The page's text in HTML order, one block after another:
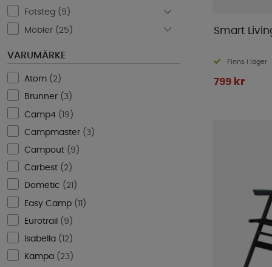
Fotsteg ( 9 )
Möbler ( 25 )
VARUMÄRKE
Atom ( 2)
Brunner ( 3)
Camp4 (19 )
Campmaster ( 3 )
Campout ( 9 )
Carbest ( 2)
Dometic ( 21 )
Easy Camp (11 )
Eurotrail ( 9 )
Isabella ( 12)
Kampa ( 23)
Smart
Finns i lager
799 kr